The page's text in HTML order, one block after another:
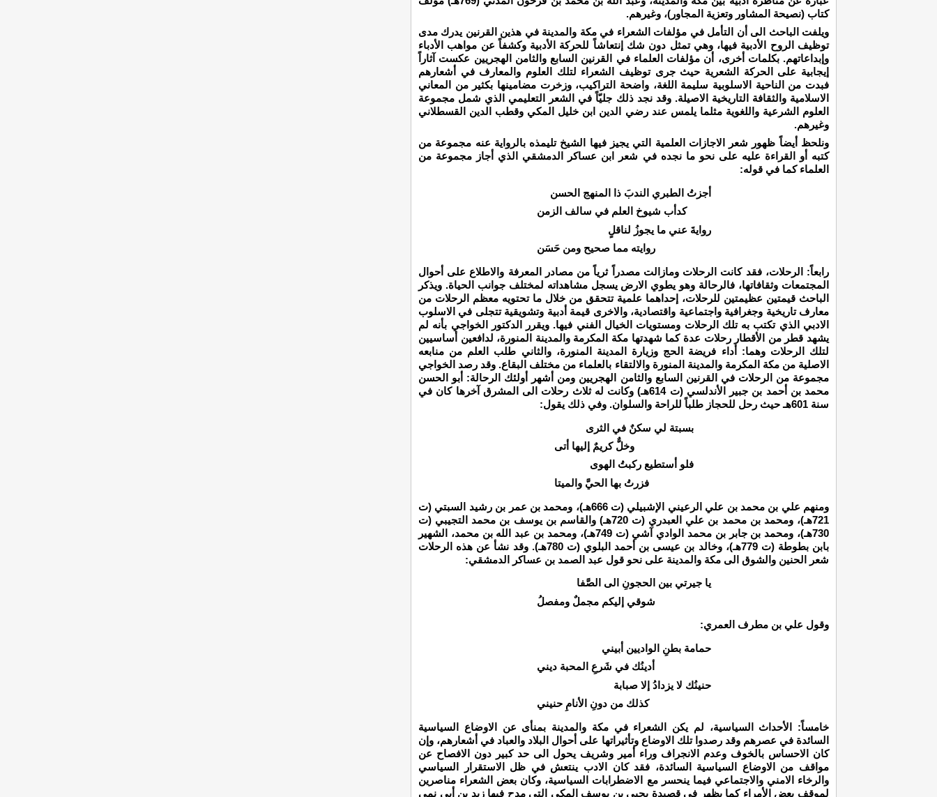
كتاب (نصيحة المشاور وتعزية المجاور)، وغيرهم.
ويلفت الباحث الى أن التأمل في مؤلفات الشعراء في مكة والمدينة في هذين القرنين يدرك مدى
توظيف الروح الأدبية فيها، وهي تمثل دون شك إنتعاشاً للحركة الأدبية وكشفاً عن مواهب الأدباء
وإبداعاتهم. بكلمات أخرى، أن مؤلفات العلماء في القرنين السابع والثامن الهجريين عكست آثاراً
إيجابية على الحركة الشعرية حيث جرى توظيف الشعراء لتلك العلوم والمعارف في أشعارهم
فبدت من الناحية الاسلوبية سليمة اللغة، واضحة التراكيب، وزخرت مضامينها بكثير من المعاني
الاسلامية والثقافة التاريخية الاصيلة. وقد نجد ذلك جليّاً في الشعر التعليمي الذي شمل مجموعة
العلوم الشرعية واللغوية مثلما يلمس عند رضي الدين ابن خليل المكي وقطب الدين القسطلاني
وغيرهم.
ونلحظ أيضاً ظهور شعر الاجازات العلمية التي يجيز فيها الشيخ تليمذه بالرواية عنه مجموعة من
كتبه أو القراءة عليه على نحو ما نجده في شعر ابن عساكر الدمشقي الذي أجاز مجموعة من
العلماء كما في قوله:
أجزتُ الطبري الندبَ ذا المنهج الحسن
كدأب شيوخ العلم في سالف الزمن
روايةَ عني ما يجوزُ لناقلٍ
روايته مما صحيح ومن حَسَن
رابعاً: الرحلات، فقد كانت الرحلات ومازالت مصدراً ثرياً من مصادر المعرفة والاطلاع على أحوال
المجتمعات وثقافاتها، فالرحالة وهو يطوي الارض يسجل مشاهداته لمختلف جوانب الحياة. ويذكر
الباحث قيمتين عظيمتين للرحلات، إحداهما علمية تتحقق من خلال ما تحتويه معظم الرحلات من
معارف تاريخية وجغرافية واجتماعية واقتصادية، والاخرى قيمة أدبية وتشويقية تتجلى في الاسلوب
الادبي الذي تكتب به تلك الرحلات ومستويات الخيال الفني فيها. ويقرر الدكتور الخواجي بأنه لم
يشهد قطر من الأقطار رحلات عدة كما شهدتها مكة المكرمة والمدينة المنورة، لدافعين أساسيين
لتلك الرحلات وهما: أداء فريضة الحج وزيارة المدينة المنورة، والثاني طلب العلم من منابعه
الاصلية من مكة المكرمة والمدينة المنورة والالتقاء بالعلماء من مختلف البقاع. وقد رصد الخواجي
مجموعة من الرحلات في القرنين السابع والثامن الهجريين ومن أشهر أولئك الرحالة: أبو الحسن
محمد بن أحمد بن جبير الأندلسي (ت 614هـ) وكانت له ثلاث رحلات الى المشرق آخرها كان في
سنة 601هـ حيث رحل للحجاز طلباً للراحة والسلوان. وفي ذلك يقول:
بسبتة لي سكنٌ في الثرى
وخلٌّ كريمٌ إليها أتى
فلو أستطيع ركبتُ الهوى
فزرتُ بها الحيَّ والميتا
ومنهم علي بن محمد بن علي الرعيني الإشبيلي (ت 666هـ)، ومحمد بن عمر بن رشيد السبتي (ت
721هـ)، ومحمد بن محمد بن علي العبدري (ت 720هـ) والقاسم بن يوسف بن محمد التجيبي (ت
730هـ)، ومحمد بن جابر بن محمد الوادي آشي (ت 749هـ)، ومحمد بن عبد الله بن محمد، الشهير
بابن بطوطة (ت 779هـ)، وخالد بن عيسى بن أحمد البلوي (ت 780هـ). وقد نشأ عن هذه الرحلات
شعر الحنين والشوق الى مكة والمدينة على نحو قول عبد الصمد بن عساكر الدمشقي:
يا جيرتي بين الحجونِ الى الصَّفا
شوقي إليكم مجملٌ ومفصلُ
وقول علي بن مطرف العمري:
حمامة بطنِ الواديين أبيني
أدينُك في شَرعِ المحبة ديني
حنينُك لا يزدادُ إلا صبابة
كذلك من دونِ الأنامِ حنيني
خامساً: الأحداث السياسية، لم يكن الشعراء في مكة والمدينة بمنأى عن الاوضاع السياسية
السائدة في عصرهم وقد رصدوا تلك الاوضاع وتأثيراتها على أحوال البلاد والعباد في أشعارهم، وإن
كان الاحساس بالخوف وعدم الانجراف وراء أمير وشريف يحول الى حد كبير دون الافصاح عن
مواقف من الاوضاع السياسية السائدة، فقد كان الادب ينتعش في ظل الاستقرار السياسي
والرخاء الامني والاجتماعي فيما ينحسر مع الاضطرابات السياسية، وكان بعض الشعراء مناصرين
لموقف بعض الأمراء كما يظهر في قصيدة يحيى بن يوسف المكي التي مدح فيها زيد بن أبي نمي